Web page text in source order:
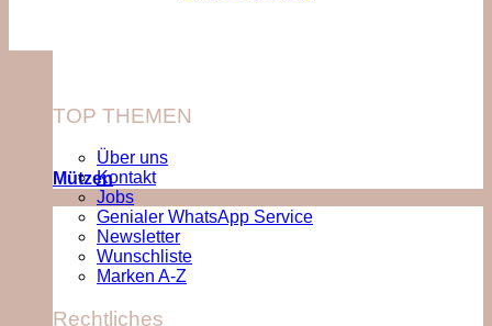
Mützen
TOP THEMEN
Über uns
Kontakt
Jobs
Genialer WhatsApp Service
Newsletter
Wunschliste
Marken A-Z
Rechtliches